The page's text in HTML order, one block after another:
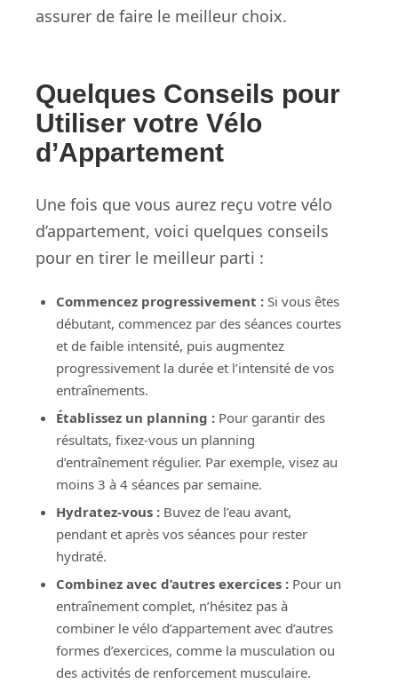
assurer de faire le meilleur choix.
Quelques Conseils pour
Utiliser votre Vélo
d’Appartement
Une fois que vous aurez reçu votre vélo
d’appartement, voici quelques conseils
pour en tirer le meilleur parti :
Commencez progressivement :Si vous êtes
débutant, commencez par des séances courtes
et de faible intensité, puis augmentez
progressivement la durée et l’intensité de vos
entraînements.
Établissez un planning :Pour garantir des
résultats, fixez-vous un planning
d’entraînement régulier. Par exemple, visez au
moins 3 à 4 séances par semaine.
Hydratez-vous :Buvez de l’eau avant,
pendant et après vos séances pour rester
hydraté.
Combinez avec d’autres exercices :Pour un
entraînement complet, n’hésitez pas à
combiner le vélo d’appartement avec d’autres
formes d’exercices, comme la musculation ou
des activités de renforcement musculaire.